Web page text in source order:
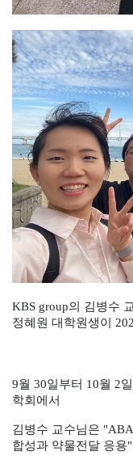
​KBS group의 김병수
정혜원 대학원생이
9월 30일부터 10월 2
학회에서
김병수 교수님은
합성과 약물전달 응용